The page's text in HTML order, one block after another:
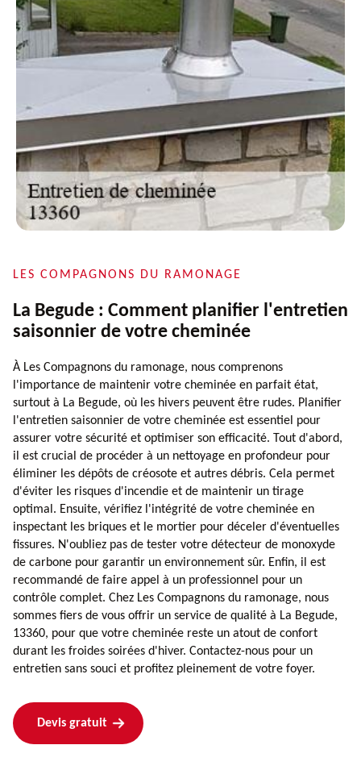
LES COMPAGNONS DU RAMONAGE
La Begude : Comment planifier l'entretien
saisonnier de votre cheminée
À Les Compagnons du ramonage, nous comprenons
l'importance de maintenir votre cheminée en parfait état,
surtout à La Begude, où les hivers peuvent être rudes. Planifier
l'entretien saisonnier de votre cheminée est essentiel pour
assurer votre sécurité et optimiser son efficacité. Tout d'abord,
il est crucial de procéder à un nettoyage en profondeur pour
éliminer les dépôts de créosote et autres débris. Cela permet
d'éviter les risques d'incendie et de maintenir un tirage
optimal. Ensuite, vérifiez l'intégrité de votre cheminée en
inspectant les briques et le mortier pour déceler d'éventuelles
fissures. N'oubliez pas de tester votre détecteur de monoxyde
de carbone pour garantir un environnement sûr. Enfin, il est
recommandé de faire appel à un professionnel pour un
contrôle complet. Chez Les Compagnons du ramonage, nous
sommes fiers de vous offrir un service de qualité à La Begude,
13360, pour que votre cheminée reste un atout de confort
durant les froides soirées d'hiver. Contactez-nous pour un
entretien sans souci et profitez pleinement de votre foyer.
Devis gratuit